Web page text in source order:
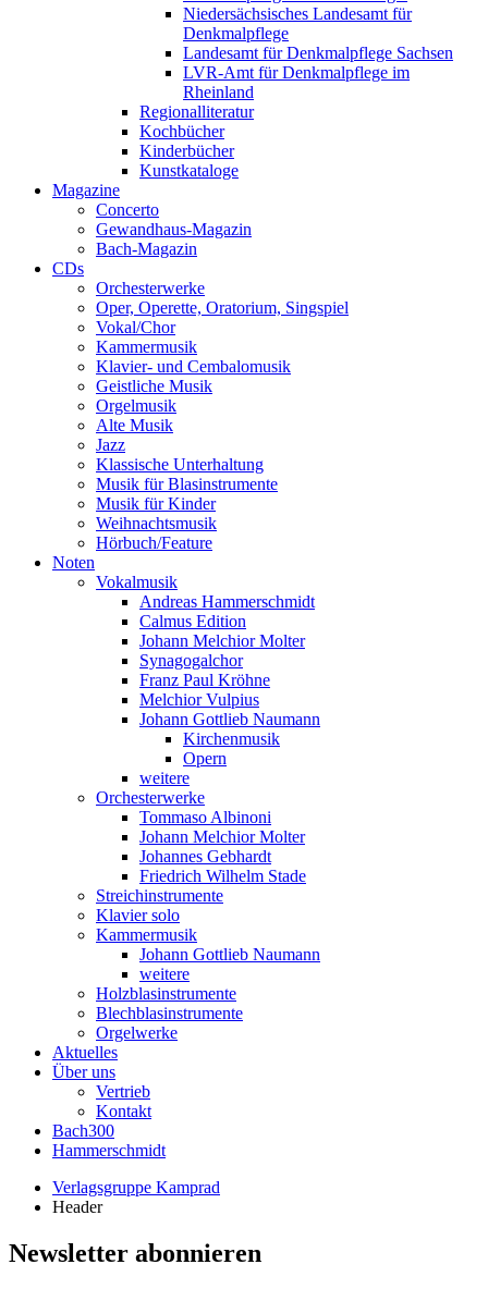
Niedersächsisches Landesamt für
Denkmalpflege
Landesamt für Denkmalpflege Sachsen
LVR-Amt für Denkmalpflege im
Rheinland
Regionalliteratur
Kochbücher
Kinderbücher
Kunstkataloge
Magazine
Concerto
Gewandhaus-Magazin
Bach-Magazin
CDs
Orchesterwerke
Oper, Operette, Oratorium, Singspiel
Vokal/Chor
Kammermusik
Klavier- und Cembalomusik
Geistliche Musik
Orgelmusik
Alte Musik
Jazz
Klassische Unterhaltung
Musik für Blasinstrumente
Musik für Kinder
Weihnachtsmusik
Hörbuch/Feature
Noten
Vokalmusik
Andreas Hammerschmidt
Calmus Edition
Johann Melchior Molter
Synagogalchor
Franz Paul Kröhne
Melchior Vulpius
Johann Gottlieb Naumann
Kirchenmusik
Opern
weitere
Orchesterwerke
Tommaso Albinoni
Johann Melchior Molter
Johannes Gebhardt
Friedrich Wilhelm Stade
Streichinstrumente
Klavier solo
Kammermusik
Johann Gottlieb Naumann
weitere
Holzblasinstrumente
Blechblasinstrumente
Orgelwerke
Aktuelles
Über uns
Vertrieb
Kontakt
Bach300
Hammerschmidt
Verlagsgruppe Kamprad
Header
Newsletter abonnieren